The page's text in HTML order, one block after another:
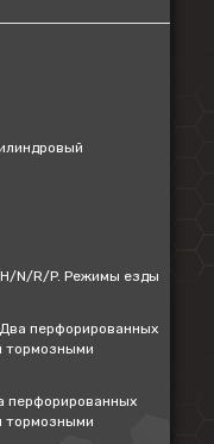
N/R/P. Режимы езды
Два перфорированных
тормозными
перфорированных
тормозными